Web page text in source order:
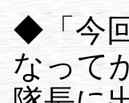
◆「今
なって